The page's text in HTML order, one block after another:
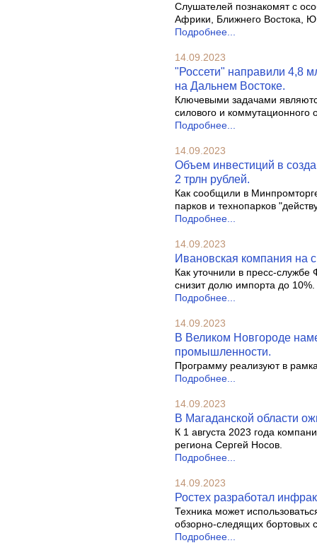
Слушателей познакомят с
Африки, Ближнего Востока,
Подробнее...
14.09.2023
"Россети" направили 4,8
на Дальнем Востоке.
Ключевыми задачами
силового и коммутационного
Подробнее...
14.09.2023
Объем инвестиций в
2 трлн рублей.
Как сообщили в
парков и технопарков
Подробнее...
14.09.2023
Ивановская компания на
Как уточнили в пресс-
снизит долю импорта до 10%.
Подробнее...
14.09.2023
В Великом Новгороде
промышленности.
Программу реализуют в
Подробнее...
14.09.2023
В Магаданской области
К 1 августа 2023 года
региона Сергей Носов.
Подробнее...
14.09.2023
Ростех разработал
Техника может
обзорно-следящих бортовых
Подробнее...